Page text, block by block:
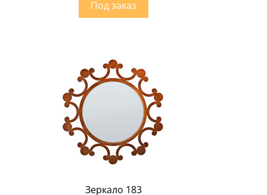
Зеркало 183